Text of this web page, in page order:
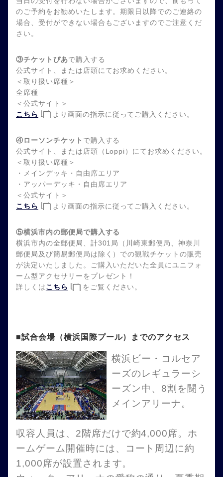
のご予約をお勧めいたします。期限日以降でのご連絡の
場合、受付ができない場合もございますのでご注意くだ
さい。
③チケットぴあで購入する
公式サイト、または店頭にてお求めください。
＜取り扱い席種＞
全席種
＜公式サイト＞
こちら
より画面の指示に従ってご購入ください。
④ローソンチケット で購入する
公式サイト、または店頭（Loppi）にてお求めください。
＜取り扱い席種＞
・メインデッキ・自由席エリア
・アッパーデッキ・自由席エリア
＜公式サイト＞
こちら
より画面の指示に従ってご購入ください。
⑤横浜市内の郵便局で購入する
横浜市内の全郵便局、計301局（川崎東郵便局、神奈川
郵便局及び簡易郵便局は除く）での観戦チケットの販売
が決定いたしました。ご購入いただいた全員にユニフォ
ーム型アクセサリーをプレゼント！
詳しくはこちら をご覧ください。
■試合会場（横浜国際プール）までのアクセス
横浜ビー・コルセア
ーズのレギュラーシ
ーズン中、8割を闘う
メインアリーナ。
収容人員は、2階席だけで約4,000席。ホ
ームゲーム開催時には、コート周辺に約
1,000席が設置されます。